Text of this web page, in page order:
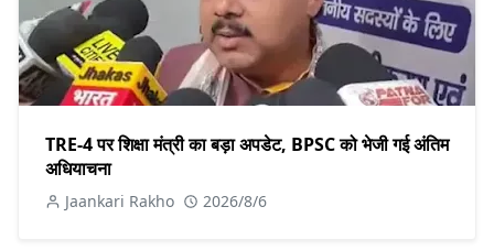
TRE-4 पर शिक्षा मंत्री का बड़ा अपडेट, BPSC को भेजी गई अंतिम
अधियाचना
Jaankari Rakho 2026/8/6